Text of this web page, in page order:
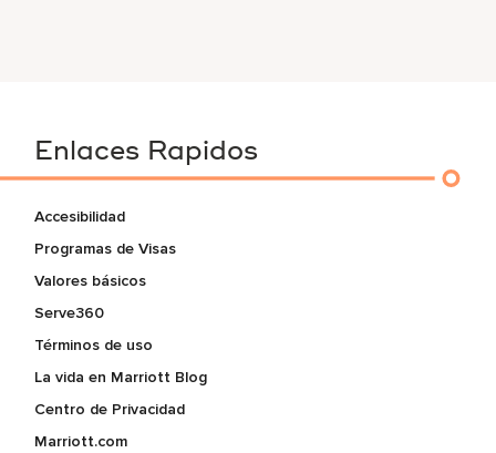
Enlaces Rapidos
Accesibilidad
Programas de Visas
Valores básicos
Serve360
Términos de uso
La vida en Marriott Blog
Centro de Privacidad
Marriott.com